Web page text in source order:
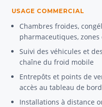
USAGE COMMERCIAL
Chambres froides,
pharmaceutiques,
Suivi des véhicules et
chaîne du froid mobile
Entrepôts et points de
accès au tableau de bord
Installations à distance